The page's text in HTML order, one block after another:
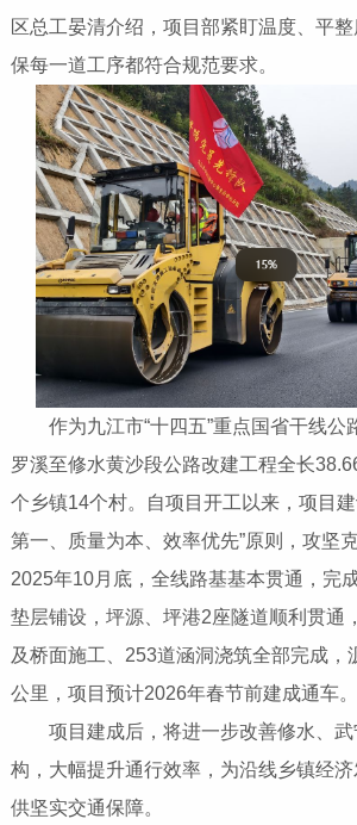
区总工晏清介绍，项目部紧盯温度、平
保每一道工序都符合规范要求。
作为九江市“十四五”重点国省干线公
罗溪至修水黄沙段公路改建工程全长
个乡镇14个村。自项目开工以来，项目
第一、质量为本、效率优先”原则，攻坚
2025年10月底，全线路基基本贯通，完
垫层铺设，坪源、坪港2座隧道顺利贯通
及桥面施工、253道涵洞浇筑全部完成，
公里，项目预计2026年春节前建成通车。
项目建成后，将进一步改善修水、武
构，大幅提升通行效率，为沿线乡镇经
供坚实交通保障。